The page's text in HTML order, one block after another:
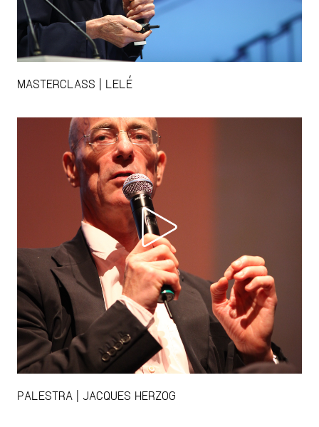
MASTERCLASS | LELÉ
PALESTRA | JACQUES HERZOG